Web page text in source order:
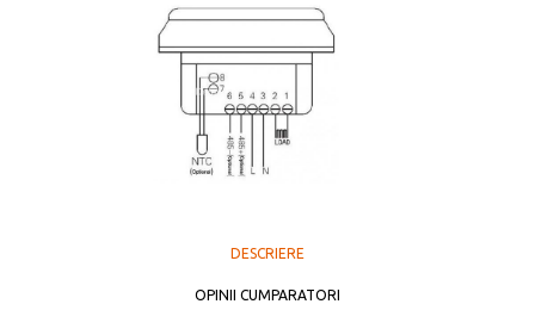
DESCRIERE
OPINII CUMPARATORI